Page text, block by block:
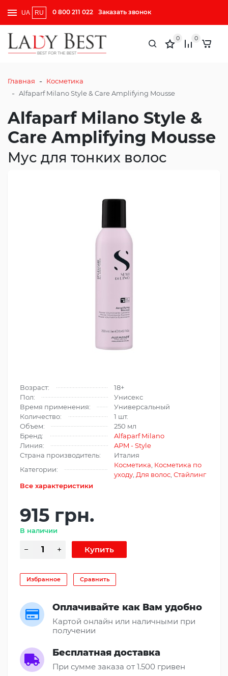
UA RU 0 800 211 022 Заказать звонок
0 0
Главная - Косметика
- Alfaparf Milano Style & Care Amplifying Mousse
Alfaparf Milano Style &
Care Amplifying Mousse
Мус для тонких волос
Возраст:
18+
Пол:
Унисекс
Время применения:
Универсальный
Количество:
1 шт.
Объем:
250 мл
Бренд:
Alfaparf Milano
Линия:
APM - Style
Страна производитель:
Италия
Категории:
Косметика Косметика по
уходу Для волос Стайлинг
Все характеристики
915 грн.
В наличии
Избранное Сравнить
Оплачивайте как Вам удобно
Картой онлайн или наличными при
получении
Бесплатная доставка
При сумме заказа от 1.500 гривен